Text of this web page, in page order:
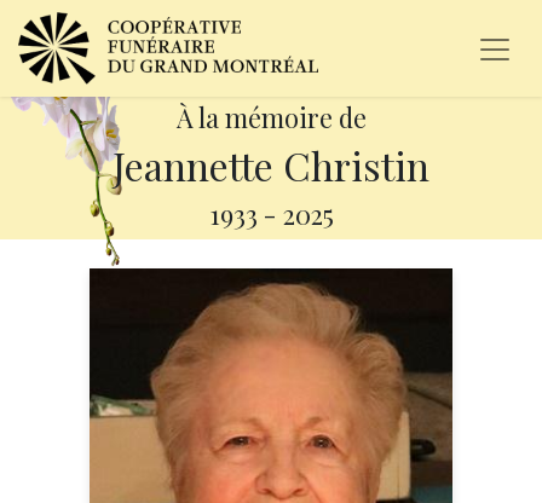
À la mémoire de
Jeannette Christin
1933 - 2025